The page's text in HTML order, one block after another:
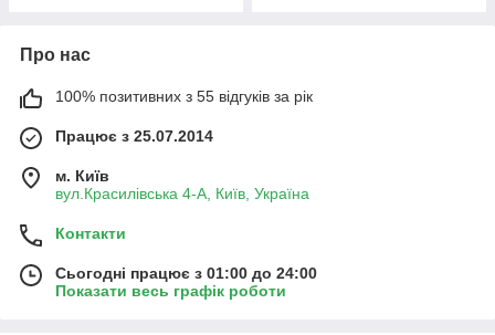
Про нас
100% позитивних з 55 відгуків за рік
Працює з 25.07.2014
м. Київ
вул.Красилівська 4-А, Київ, Україна
Контакти
Сьогодні працює з 01:00 до 24:00
Показати весь графік роботи